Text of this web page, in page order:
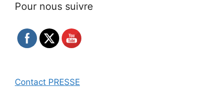
Pour nous suivre
Contact PRESSE